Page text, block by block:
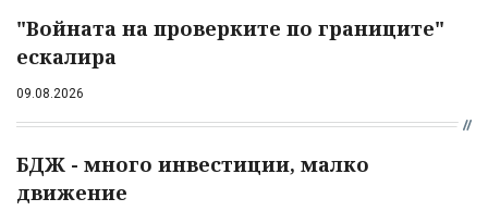
"Войната на проверките по границите"
ескалира
09.08.2026
БДЖ - много инвестиции, малко
движение